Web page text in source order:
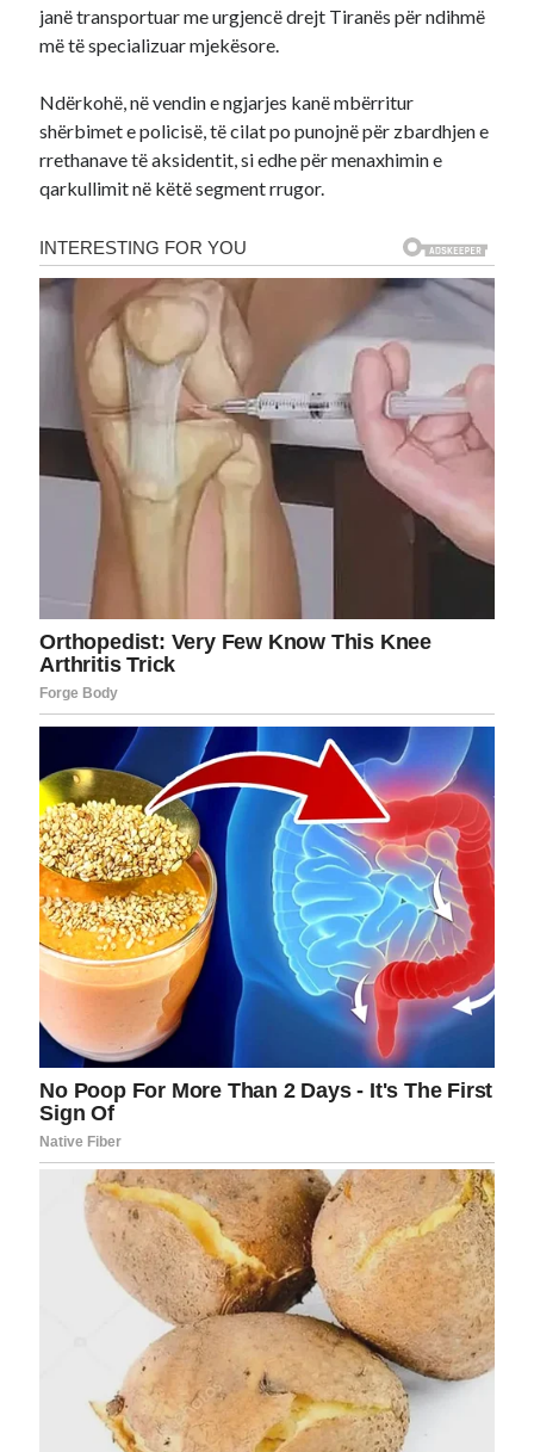
janë transportuar me urgjencë drejt Tiranës për ndihmë
më të specializuar mjekësore.
Ndërkohë, në vendin e ngjarjes kanë mbërritur
shërbimet e policisë, të cilat po punojnë për zbardhjen e
rrethanave të aksidentit, si edhe për menaxhimin e
qarkullimit në këtë segment rrugor.